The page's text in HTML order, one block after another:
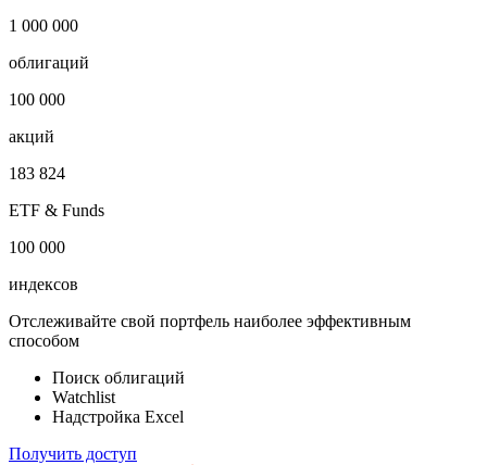
1 000 000
облигаций
100 000
акций
183 824
ETF & Funds
100 000
индексов
Отслеживайте свой портфель наиболее эффективным
способом
Поиск облигаций
Watchlist
Надстройка Excel
Получить доступ